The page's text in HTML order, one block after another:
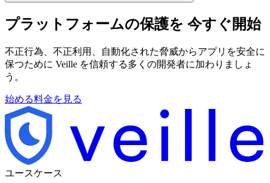
プラットフォームの保護を 今すぐ開始
不正行為、不正利用、自動化された脅威からアプリを安全に
保つために Veille を信頼する多くの開発者に加わりましょ
う。
始める料金を見る
ユースケース